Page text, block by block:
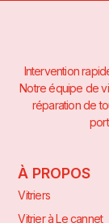
Intervention
Notre équipe de
réparation de
À PROPOS
Vitriers
Vitrier à Le cannet